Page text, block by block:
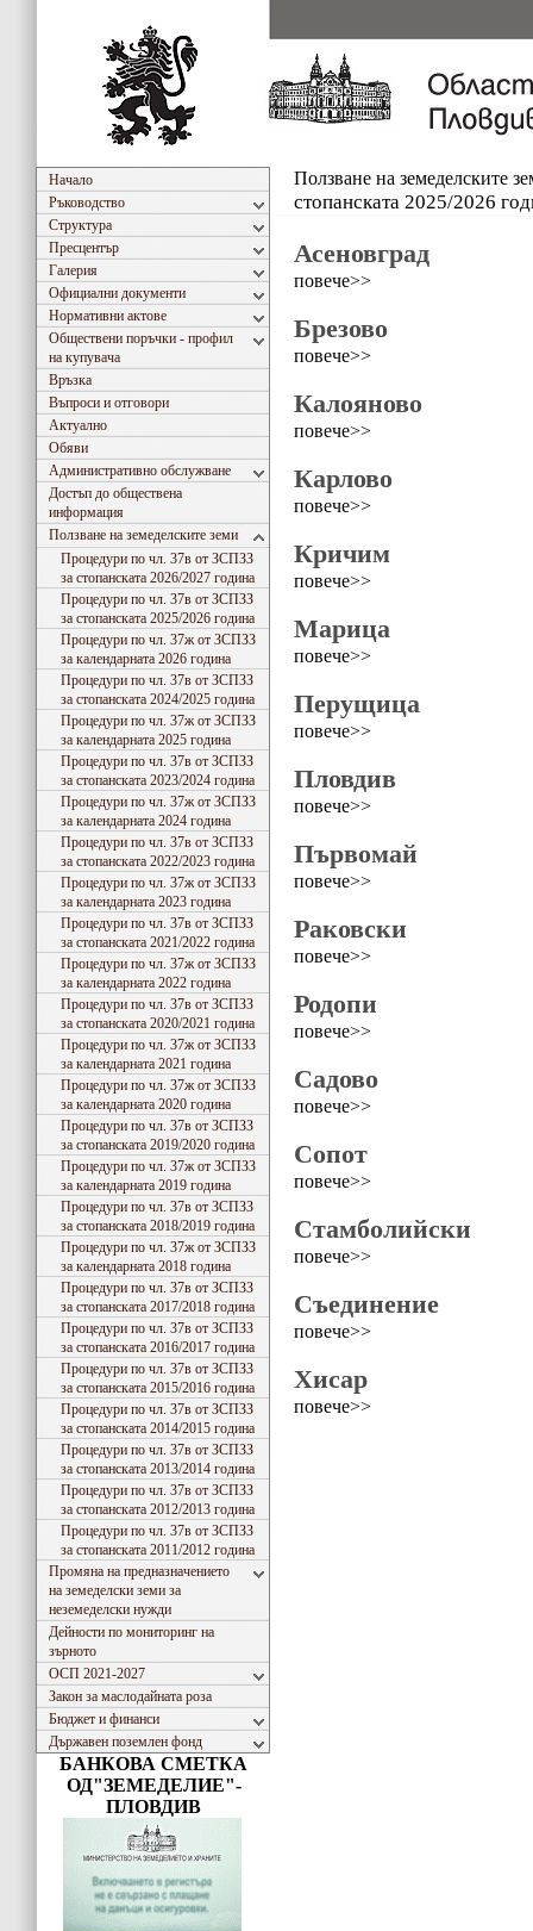
Начало
Ръководство
Структура
Пресцентър
Галерия
Официални документи
Нормативни актове
Обществени поръчки - профил
на купувача
Връзка
Въпроси и отговори
Актуално
Обяви
Административно обслужване
Достъп до обществена
информация
Ползване на земеделските земи
Процедури по чл. 37в от ЗСПЗЗ
за стопанската 2026/2027 година
Процедури по чл. 37в от ЗСПЗЗ
за стопанската 2025/2026 година
Процедури по чл. 37ж от ЗСПЗЗ
за календарната 2026 година
Процедури по чл. 37в от ЗСПЗЗ
за стопанската 2024/2025 година
Процедури по чл. 37ж от ЗСПЗЗ
за календарната 2025 година
Процедури по чл. 37в от ЗСПЗЗ
за стопанската 2023/2024 година
Процедури по чл. 37ж от ЗСПЗЗ
за календарната 2024 година
Процедури по чл. 37в от ЗСПЗЗ
за стопанската 2022/2023 година
Процедури по чл. 37ж от ЗСПЗЗ
за календарната 2023 година
Процедури по чл. 37в от ЗСПЗЗ
за стопанската 2021/2022 година
Процедури по чл. 37ж от ЗСПЗЗ
за календарната 2022 година
Процедури по чл. 37в от ЗСПЗЗ
за стопанската 2020/2021 година
Процедури по чл. 37ж от ЗСПЗЗ
за календарната 2021 година
Процедури по чл. 37ж от ЗСПЗЗ
за календарната 2020 година
Процедури по чл. 37в от ЗСПЗЗ
за стопанската 2019/2020 година
Процедури по чл. 37ж от ЗСПЗЗ
за календарната 2019 година
Процедури по чл. 37в от ЗСПЗЗ
за стопанската 2018/2019 година
Процедури по чл. 37ж от ЗСПЗЗ
за календарната 2018 година
Процедури по чл. 37в от ЗСПЗЗ
за стопанската 2017/2018 година
Процедури по чл. 37в от ЗСПЗЗ
за стопанската 2016/2017 година
Процедури по чл. 37в от ЗСПЗЗ
за стопанската 2015/2016 година
Процедури по чл. 37в от ЗСПЗЗ
за стопанската 2014/2015 година
Процедури по чл. 37в от ЗСПЗЗ
за стопанската 2013/2014 година
Процедури по чл. 37в от ЗСПЗЗ
за стопанската 2012/2013 година
Процедури по чл. 37в от ЗСПЗЗ
за стопанската 2011/2012 година
Промяна на предназначението
на земеделски земи за
неземеделски нужди
Дейности по мониторинг на
зърното
ОСП 2021-2027
Закон за маслодайната роза
Бюджет и финанси
Държавен поземлен фонд
БАНКОВА СМЕТКА
ОД"ЗЕМЕДЕЛИЕ"-
ПЛОВДИВ
Ползване на земеделските
стопанската 2025/2026
Асеновград
повече>>
Брезово
повече>>
Калояново
повече>>
Карлово
повече>>
Кричим
повече>>
Марица
повече>>
Перущица
повече>>
Пловдив
повече>>
Първомай
повече>>
Раковски
повече>>
Родопи
повече>>
Садово
повече>>
Сопот
повече>>
Стамболийски
повече>>
Съединение
повече>>
Хисар
повече>>